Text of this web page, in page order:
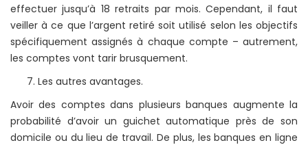
effectuer jusqu’à 18 retraits par mois. Cependant, il faut
veiller à ce que l’argent retiré soit utilisé selon les objectifs
spécifiquement assignés à chaque compte – autrement,
les comptes vont tarir brusquement.
Les autres avantages.
Avoir des comptes dans plusieurs banques augmente la
probabilité d’avoir un guichet automatique près de son
domicile ou du lieu de travail. De plus, les banques en ligne